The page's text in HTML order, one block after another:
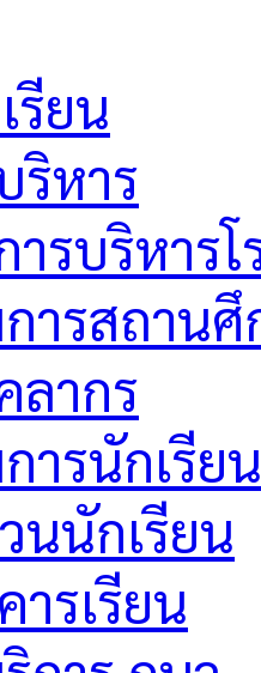
รียน
ริหาร
ารบริหารโ
ารสถาน
ลากร
ารนักเรียน
นนักเรียน
รเรียน